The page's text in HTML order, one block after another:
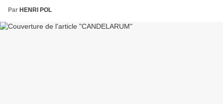
Par HENRI POL